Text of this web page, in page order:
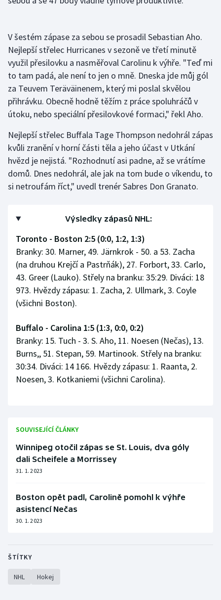
Sportovní střelba
Stolní tenis
Triatlon
Veslování
Volejbal
Ostatní
V šestém zápase za sebou se prosadil Sebastian Aho.
Nejlepší střelec Hurricanes v sezoně ve třetí minutě
využil přesilovku a nasměřoval Carolinu k výhře. "Teď mi
to tam padá, ale není to jen o mně. Dneska jde můj gól
za Teuvem Teräväinenem, který mi poslal skvělou
přihrávku. Obecně hodně těžím z práce spoluhráčů v
útoku, nebo speciální přesilovkové formaci," řekl Aho.
Nejlepší střelec Buffala Tage Thompson nedohrál zápas
kvůli zranění v horní části těla a jeho účast v Utkání
hvězd je nejistá. "Rozhodnutí asi padne, až se vrátíme
domů. Dnes nedohrál, ale jak na tom bude o víkendu, to
si netroufám říct," uvedl trenér Sabres Don Granato.
Výsledky zápasů NHL:
Toronto - Boston 2:5 (0:0, 1:2, 1:3)
Branky: 30. Marner, 49. Järnkrok - 50. a 53. Zacha
(na druhou Krejčí a Pastrňák), 27. Forbort, 33. Carlo,
43. Greer (Lauko). Střely na branku: 35:29. Diváci: 18
973. Hvězdy zápasu: 1. Zacha, 2. Ullmark, 3. Coyle
(všichni Boston).
Buffalo - Carolina 1:5 (1:3, 0:0, 0:2)
Branky: 15. Tuch - 3. S. Aho, 11. Noesen (Nečas), 13.
Burns,, 51. Stepan, 59. Martinook. Střely na branku:
30:34. Diváci: 14 166. Hvězdy zápasu: 1. Raanta, 2.
Noesen, 3. Kotkaniemi (všichni Carolina).
SOUVISEJÍCÍ ČLÁNKY
Winnipeg otočil zápas se St. Louis, dva góly
dali Scheifele a Morrissey
31. 1. 2023
Boston opět padl, Carolině pomohl k výhře
asistencí Nečas
30. 1. 2023
ŠTÍTKY
NHL Hokej